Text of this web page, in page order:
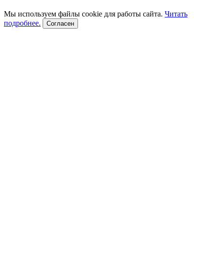
Мы используем файлы cookie для работы сайта. Читать
подробнее.
Согласен